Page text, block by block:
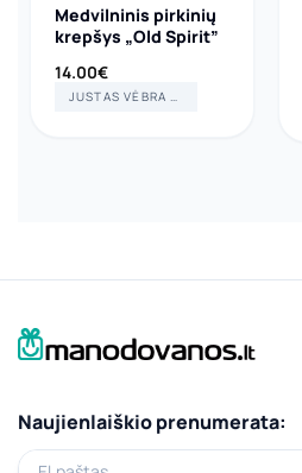
Medvilninis pirkinių
krepšys „Old Spirit”
14.00€
JUSTAS VĖBRA ART
Naujienlaiškio prenumerata:
El.paštas